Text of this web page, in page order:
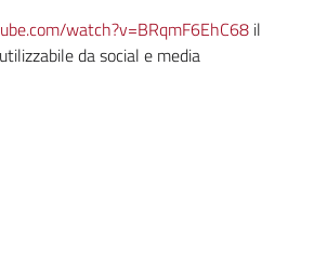
watch?v=BRqmF6EhC68il
da social e media